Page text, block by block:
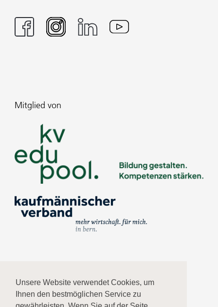
Unsere Website verwendet Cookies, um
Ihnen den bestmöglichen Service zu
Datenschutz
Mitglied von